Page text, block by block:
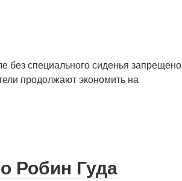
без специального сиденья запрещено
продолжают экономить на
Робин Гуда